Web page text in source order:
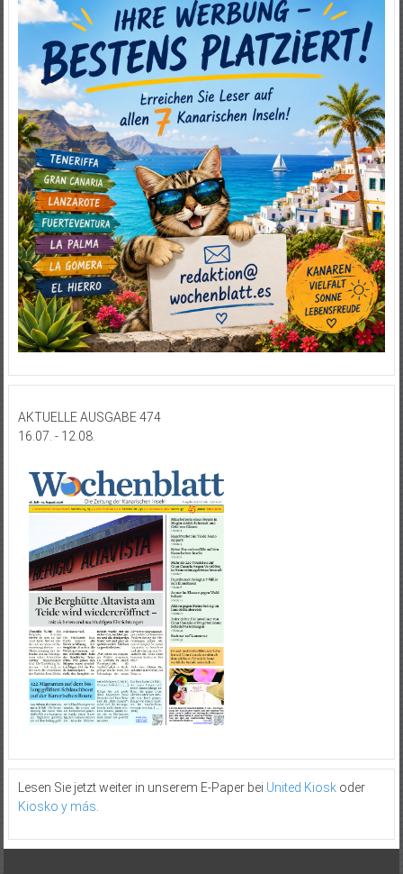
AKTUELLE AUSGABE 474
16.07. - 12.08.
Lesen Sie jetzt weiter in unserem E-Paper bei United Kioskoder
Kiosko y más.